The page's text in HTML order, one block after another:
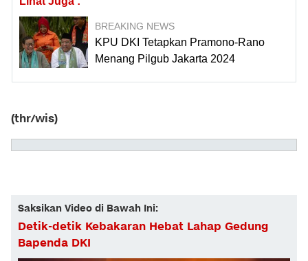
BREAKING NEWS
KPU DKI Tetapkan Pramono-Rano
Menang Pilgub Jakarta 2024
(thr/wis)
Saksikan Video di Bawah Ini:
Detik-detik Kebakaran Hebat Lahap Gedung
Bapenda DKI